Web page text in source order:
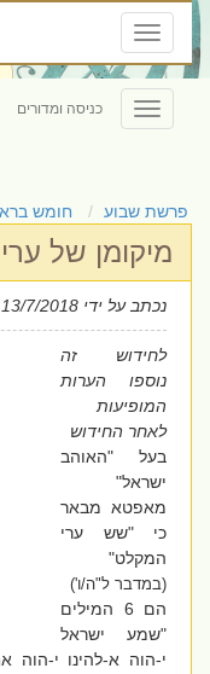
Toggle
navigation
Toggle
navigation
כניסה ומדורים
פרשת שבוע חומש
מיקומן של
נכתב על ידי| 13/7/2018
לחידוש זה
נוספו הערות
המופיעות
לאחר החידוש
בעל "האוהב
ישראל"
מאפטא מבאר
כי "שש ערי
המקלט"
(במדבר ל"ה/ו')
הם 6 המילים
"שמע ישראל
י-הוה א-להינו י-הוה